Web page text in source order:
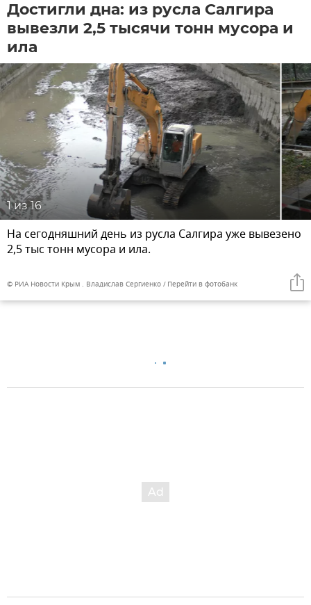
Достигли дна: из русла Салгира
вывезли 2,5 тысячи тонн мусора и
ила
1из 16
На сегодняшний день из русла Салгира уже вывезено
2,5 тыс тонн мусора и ила.
© РИА Новости Крым . Владислав Сергиенко Перейти в фотобанк